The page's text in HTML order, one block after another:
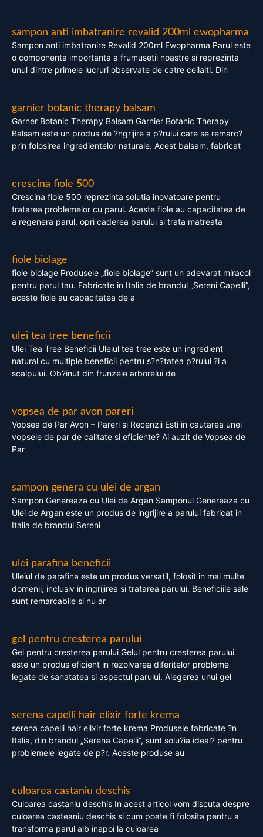
sampon anti imbatranire revalid 200ml ewopharma
Sampon anti imbatranire Revalid 200ml Ewopharma Parul este
o componenta importanta a frumusetii noastre si reprezinta
unul dintre primele lucruri observate de catre ceilalti. Din
garnier botanic therapy balsam
Garner Botanic Therapy Balsam Garnier Botanic Therapy
Balsam este un produs de ?ngrijire a p?rului care se remarc?
prin folosirea ingredientelor naturale. Acest balsam, fabricat
crescina fiole 500
Crescina fiole 500 reprezinta solutia inovatoare pentru
tratarea problemelor cu parul. Aceste fiole au capacitatea de
a regenera parul, opri caderea parului si trata matreata
fiole biolage
fiole biolage Produsele „fiole biolage” sunt un adevarat miracol
pentru parul tau. Fabricate in Italia de brandul „Sereni Capelli”,
aceste fiole au capacitatea de a
ulei tea tree beneficii
Ulei Tea Tree Beneficii Uleiul tea tree este un ingredient
natural cu multiple beneficii pentru s?n?tatea p?rului ?i a
scalpului. Ob?inut din frunzele arborelui de
vopsea de par avon pareri
Vopsea de Par Avon – Pareri si Recenzii Esti in cautarea unei
vopsele de par de calitate si eficiente? Ai auzit de Vopsea de
Par
sampon genera cu ulei de argan
Sampon Genereaza cu Ulei de Argan Samponul Genereaza cu
Ulei de Argan este un produs de ingrijire a parului fabricat in
Italia de brandul Sereni
ulei parafina beneficii
Uleiul de parafina este un produs versatil, folosit in mai multe
domenii, inclusiv in ingrijirea si tratarea parului. Beneficiile sale
sunt remarcabile si nu ar
gel pentru cresterea parului
Gel pentru cresterea parului Gelul pentru cresterea parului
este un produs eficient in rezolvarea diferitelor probleme
legate de sanatatea si aspectul parului. Alegerea unui gel
serena capelli hair elixir forte krema
serena capelli hair elixir forte krema Produsele fabricate ?n
Italia, din brandul „Serena Capelli”, sunt solu?ia ideal? pentru
problemele legate de p?r. Aceste produse au
culoarea castaniu deschis
Culoarea castaniu deschis In acest articol vom discuta despre
culoarea casteaniu deschis si cum poate fi folosita pentru a
transforma parul alb inapoi la culoarea